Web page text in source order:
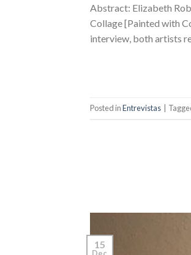
Abstract: Elizabeth
Collage [Painted with
interview, both artists
Posted inEntrevistas
15